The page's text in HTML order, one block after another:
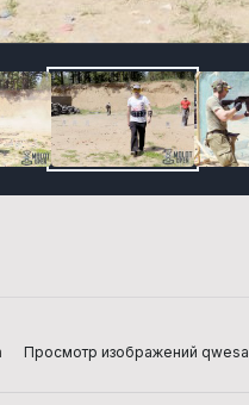
Просмотр изображений qwesa